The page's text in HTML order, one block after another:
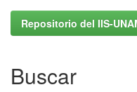
Repositorio del IIS-
Buscar